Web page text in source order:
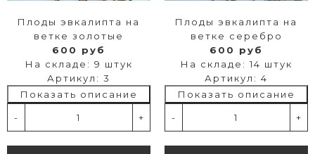
Плоды эвкалипта на
ветке золотые
600 руб
На складе: 9 штук
Артикул: 3
Показать описание
- +
Плоды эвкалипта на
ветке серебро
600 руб
На складе: 14 штук
Артикул: 4
Показать описание
- +